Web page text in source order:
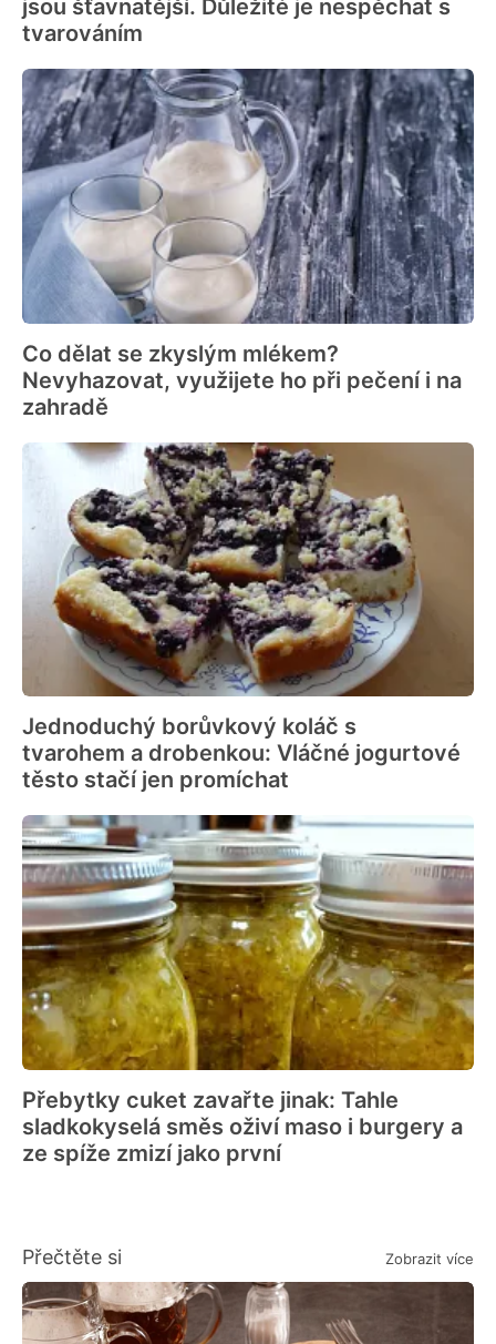
jsou šťavnatější. Důležité je nespěchat s
tvarováním
Co dělat se zkyslým mlékem?
Nevyhazovat, využijete ho při pečení i na
zahradě
Jednoduchý borůvkový koláč s
tvarohem a drobenkou: Vláčné jogurtové
těsto stačí jen promíchat
Přebytky cuket zavařte jinak: Tahle
sladkokyselá směs oživí maso i burgery a
ze spíže zmizí jako první
Přečtěte si Zobrazit více